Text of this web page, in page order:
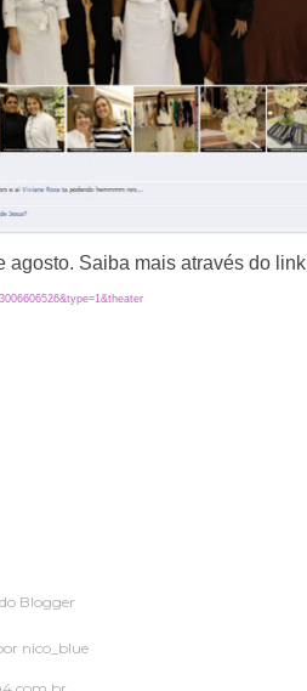
agosto. Saiba mais através do link
Blogger
nico_blue